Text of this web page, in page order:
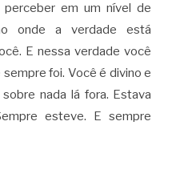
em um nível de
onde a verdade está
E nessa verdade você
foi. Você é divino e
nada lá fora. Estava
esteve. E sempre